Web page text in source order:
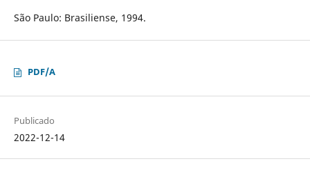
São Paulo: Brasiliense, 1994.
PDF/A
Publicado
2022-12-14